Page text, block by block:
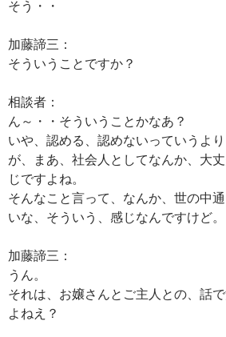
そう・・
加藤諦三：
そういうことですか？
相談者：
ん～・・そういうことかなあ？
いや、認める、認めないっていうよ
が、まあ、社会人としてなんか、大
じですよね。
そんなこと言って、なんか、世の中
いな、そういう、感じなんですけど。
加藤諦三：
うん。
それは、お嬢さんとご主人との、話
よねえ？